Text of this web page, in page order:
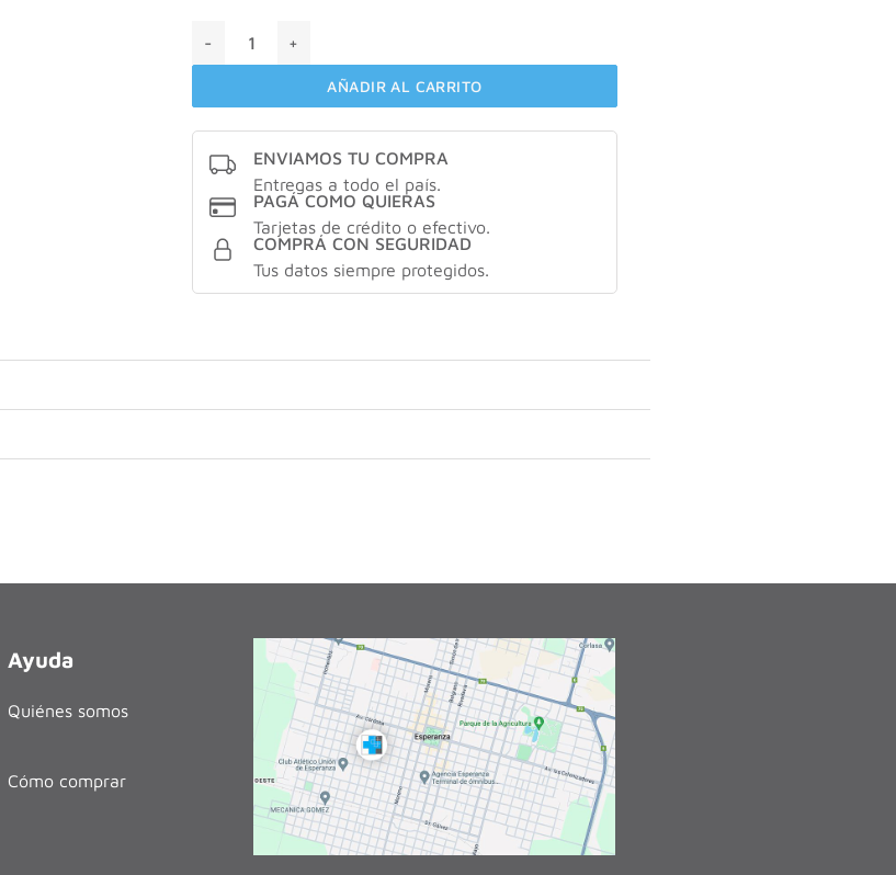
AÑADIR AL CARRITO
ENVIAMOS TU COMPRA
Entregas a todo el país.
PAGÁ COMO QUIERAS
Tarjetas de crédito o efectivo.
COMPRÁ CON SEGURIDAD
Tus datos siempre protegidos.
Ayuda
Quiénes somos
Cómo comprar